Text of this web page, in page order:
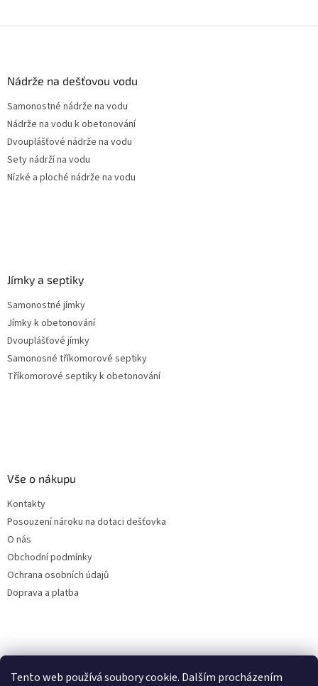
Tento web používá soubory cookie. Dalším procházením
Nádrže na dešťovou vodu
Samonostné nádrže na vodu
Nádrže na vodu k obetonování
Dvouplášťové nádrže na vodu
Sety nádrží na vodu
Nízké a ploché nádrže na vodu
Jímky a septiky
Samonostné jímky
Jímky k obetonování
Dvouplášťové jímky
Samonosné tříkomorové septiky
Tříkomorové septiky k obetonování
Vše o nákupu
Kontakty
Posouzení nároku na dotaci dešťovka
O nás
Obchodní podmínky
Ochrana osobních údajů
Doprava a platba
Filtry dešťové vody
Online